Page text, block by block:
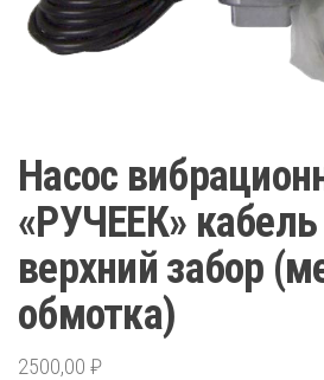
Насос
«РУЧЕЕК»
верхний забор
обмотка)
2500,00 ₽